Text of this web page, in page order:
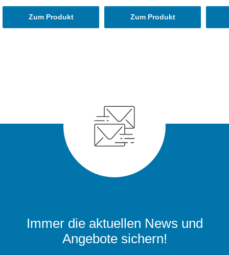
Zum Produkt Zum Produkt
Immer die aktuellen News und
Angebote sichern!